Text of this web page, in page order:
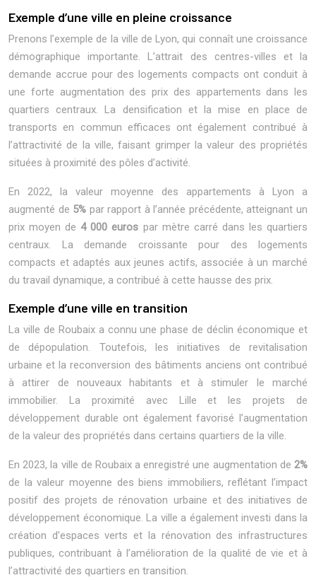
Exemple d’une ville en pleine croissance
Prenons l’exemple de la ville de Lyon, qui connaît une croissance
démographique importante. L’attrait des centres-villes et la
demande accrue pour des logements compacts ont conduit à
une forte augmentation des prix des appartements dans les
quartiers centraux. La densification et la mise en place de
transports en commun efficaces ont également contribué à
l’attractivité de la ville, faisant grimper la valeur des propriétés
situées à proximité des pôles d’activité.
En 2022, la valeur moyenne des appartements à Lyon a
augmenté de 5% par rapport à l’année précédente, atteignant un
prix moyen de4 000 euros par mètre carré dans les quartiers
centraux. La demande croissante pour des logements
compacts et adaptés aux jeunes actifs, associée à un marché
du travail dynamique, a contribué à cette hausse des prix.
Exemple d’une ville en transition
La ville de Roubaix a connu une phase de déclin économique et
de dépopulation. Toutefois, les initiatives de revitalisation
urbaine et la reconversion des bâtiments anciens ont contribué
à attirer de nouveaux habitants et à stimuler le marché
immobilier. La proximité avec Lille et les projets de
développement durable ont également favorisé l’augmentation
de la valeur des propriétés dans certains quartiers de la ville.
En 2023, la ville de Roubaix a enregistré une augmentation de 2%
de la valeur moyenne des biens immobiliers, reflétant l’impact
positif des projets de rénovation urbaine et des initiatives de
développement économique. La ville a également investi dans la
création d’espaces verts et la rénovation des infrastructures
publiques, contribuant à l’amélioration de la qualité de vie et à
l’attractivité des quartiers en transition.